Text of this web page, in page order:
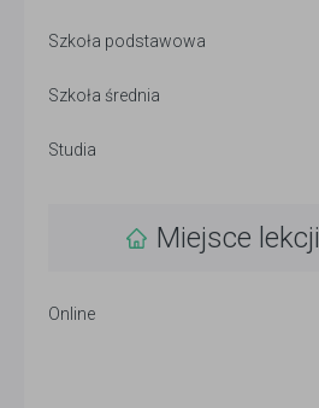
Szkoła podstawowa
Szkoła średnia
Studia
Miejsce lekcji
Online